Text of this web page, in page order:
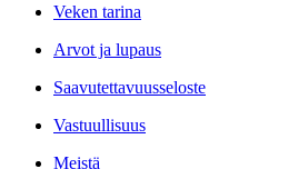
Veken tarina
Arvot ja lupaus
Saavutettavuusseloste
Vastuullisuus
Meistä